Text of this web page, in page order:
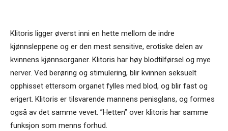
Klitoris ligger øverst inni en hette mellom de indre
kjønnsleppene og er den mest sensitive, erotiske delen av
kvinnens kjønnsorganer. Klitoris har høy blodtilførsel og mye
nerver. Ved berøring og stimulering, blir kvinnen seksuelt
opphisset ettersom organet fylles med blod, og blir fast og
erigert. Klitoris er tilsvarende mannens penisglans, og formes
også av det samme vevet. ”Hetten” over klitoris har samme
funksjon som menns forhud.